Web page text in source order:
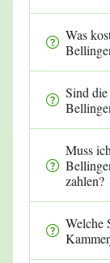
Was
Sind
Muss
zahlen?
Welche